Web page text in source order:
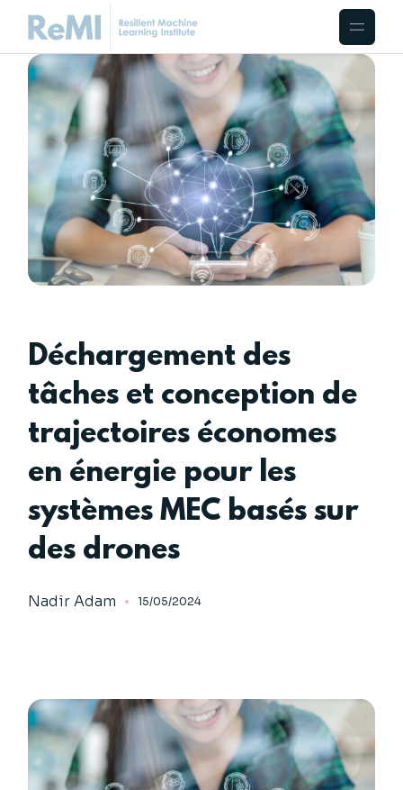
Déchargement des
tâches et conception de
trajectoires économes
en énergie pour les
systèmes MEC basés sur
des drones
Nadir Adam 15/05/2024